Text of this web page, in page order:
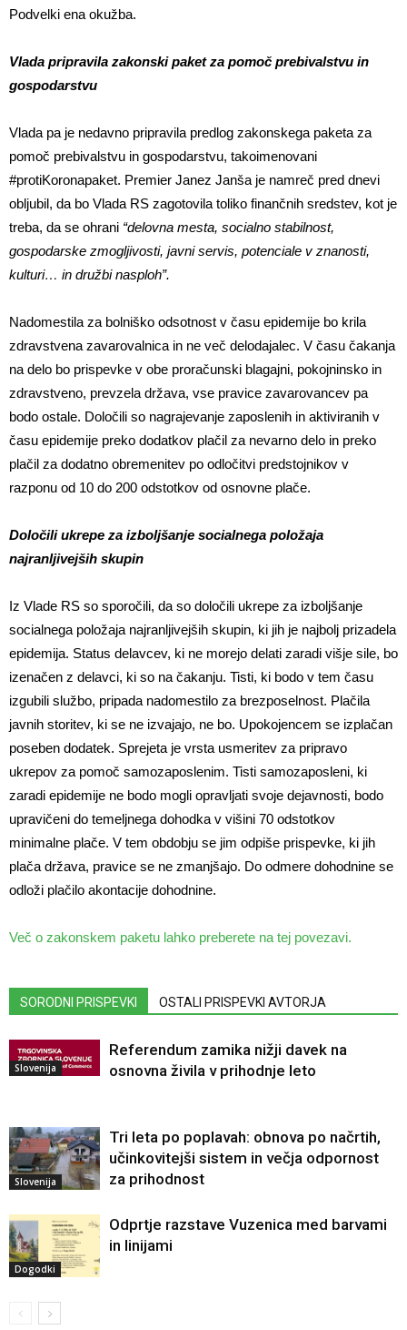
Podvelki ena okužba.
Vlada pripravila zakonski paket za pomoč prebivalstvu in
gospodarstvu
Vlada pa je nedavno pripravila predlog zakonskega paketa za
pomoč prebivalstvu in gospodarstvu, takoimenovani
#protiKoronapaket. Premier Janez Janša je namreč pred dnevi
obljubil, da bo Vlada RS zagotovila toliko finančnih sredstev, kot je
treba, da se ohrani “delovna mesta, socialno stabilnost,
gospodarske zmogljivosti, javni servis, potenciale v znanosti,
kulturi… in družbi nasploh”.
Nadomestila za bolniško odsotnost v času epidemije bo krila
zdravstvena zavarovalnica in ne več delodajalec. V času čakanja
na delo bo prispevke v obe proračunski blagajni, pokojninsko in
zdravstveno, prevzela država, vse pravice zavarovancev pa
bodo ostale. Določili so nagrajevanje zaposlenih in aktiviranih v
času epidemije preko dodatkov plačil za nevarno delo in preko
plačil za dodatno obremenitev po odločitvi predstojnikov v
razponu od 10 do 200 odstotkov od osnovne plače.
Določili ukrepe za izboljšanje socialnega položaja
najranljivejših skupin
Iz Vlade RS so sporočili, da so določili ukrepe za izboljšanje
socialnega položaja najranljivejših skupin, ki jih je najbolj prizadela
epidemija. Status delavcev, ki ne morejo delati zaradi višje sile, bo
izenačen z delavci, ki so na čakanju. Tisti, ki bodo v tem času
izgubili službo, pripada nadomestilo za brezposelnost. Plačila
javnih storitev, ki se ne izvajajo, ne bo. Upokojencem se izplačan
poseben dodatek. Sprejeta je vrsta usmeritev za pripravo
ukrepov za pomoč samozaposlenim. Tisti samozaposleni, ki
zaradi epidemije ne bodo mogli opravljati svoje dejavnosti, bodo
upravičeni do temeljnega dohodka v višini 70 odstotkov
minimalne plače. V tem obdobju se jim odpiše prispevke, ki jih
plača država, pravice se ne zmanjšajo. Do odmere dohodnine se
odloži plačilo akontacije dohodnine.
Več o zakonskem paketu lahko preberete na tej povezavi.
SORODNI PRISPEVKI OSTALI PRISPEVKI AVTORJA
Slovenija
Referendum zamika nižji davek na
osnovna živila v prihodnje leto
Slovenija
Tri leta po poplavah: obnova po načrtih,
učinkovitejši sistem in večja odpornost
za prihodnost
Dogodki
Odprtje razstave Vuzenica med barvami
in linijami